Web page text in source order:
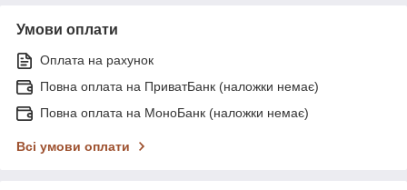
Умови оплати
Оплата на рахунок
Повна оплата на ПриватБанк (наложки немає)
Повна оплата на МоноБанк (наложки немає)
Всі умови оплати